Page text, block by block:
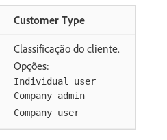
Customer Type
Classificação do cliente.
Opções:
Individual user
Company admin
Company user